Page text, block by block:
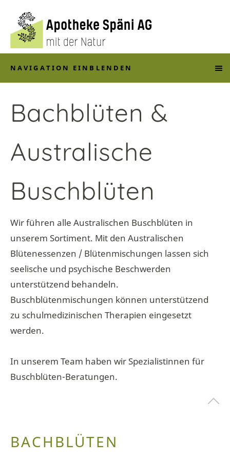
NAVIGATION EINBLENDEN
Bachblüten &
Australische
Buschblüten
Wir führen alle Australischen Buschblüten in
unserem Sortiment. Mit den Australischen
Blütenessenzen / Blütenmischungen lassen sich
seelische und psychische Beschwerden
unterstützend behandeln.
Buschblütenmischungen können unterstützend
zu schulmedizinischen Therapien eingesetzt
werden.
In unserem Team haben wir Spezialistinnen für
Buschblüten-Beratungen.
BACHBLÜTEN